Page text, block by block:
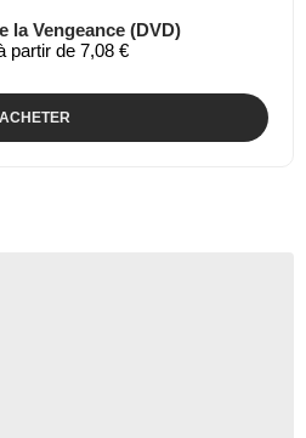
la Vengeance (DVD)
partir de 7,08 €
ACHETER